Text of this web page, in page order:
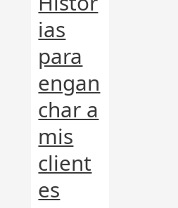
ias
para
engan
char a
mis
client
es